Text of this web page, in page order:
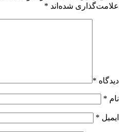
علامت‌گذاری شده‌اند *
دیدگاه *
نام *
ایمیل *